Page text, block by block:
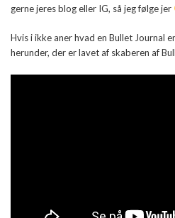
gerne jeres blog eller IG, så jeg følge jer
Hvis i ikke aner hvad en Bullet Journal
herunder, der er lavet af skaberen af